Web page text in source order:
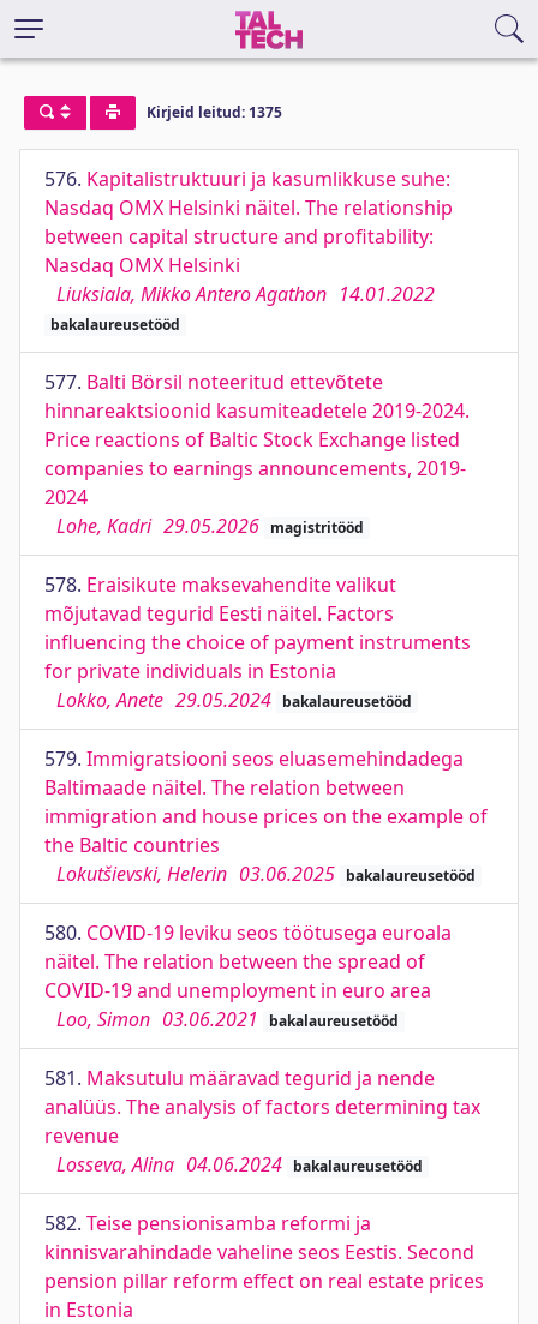
Kirjeid leitud: 1375
576. Kapitalistruktuuri ja kasumlikkuse suhe:
Nasdaq OMX Helsinki näitel. The relationship
between capital structure and profitability:
Nasdaq OMX Helsinki
Liuksiala, Mikko Antero Agathon 14.01.2022
bakalaureusetööd
577. Balti Börsil noteeritud ettevõtete
hinnareaktsioonid kasumiteadetele 2019-2024.
Price reactions of Baltic Stock Exchange listed
companies to earnings announcements, 2019-
2024
Lohe, Kadri 29.05.2026 magistritööd
578. Eraisikute maksevahendite valikut
mõjutavad tegurid Eesti näitel. Factors
influencing the choice of payment instruments
for private individuals in Estonia
Lokko, Anete 29.05.2024 bakalaureusetööd
579. Immigratsiooni seos eluasemehindadega
Baltimaade näitel. The relation between
immigration and house prices on the example of
the Baltic countries
Lokutšievski, Helerin 03.06.2025 bakalaureusetööd
580. COVID-19 leviku seos töötusega euroala
näitel. The relation between the spread of
COVID-19 and unemployment in euro area
Loo, Simon 03.06.2021 bakalaureusetööd
581. Maksutulu määravad tegurid ja nende
analüüs. The analysis of factors determining tax
revenue
Losseva, Alina 04.06.2024 bakalaureusetööd
582. Teise pensionisamba reformi ja
kinnisvarahindade vaheline seos Eestis. Second
pension pillar reform effect on real estate prices
in Estonia